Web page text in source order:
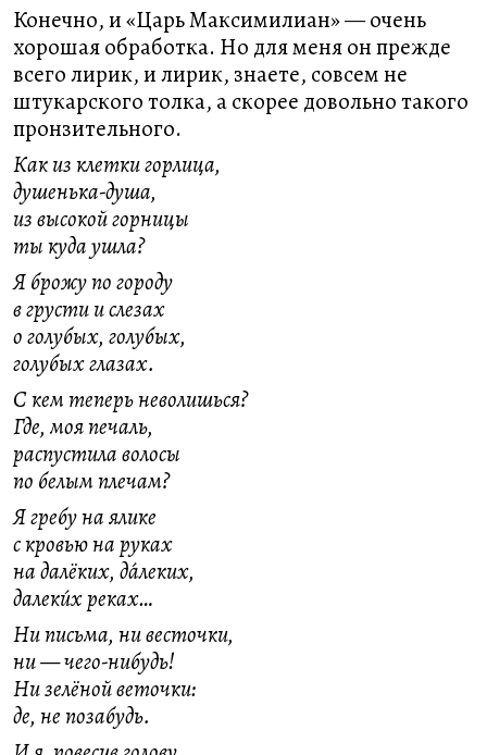
Конечно, и «Царь Максимилиан» — очень
хорошая обработка. Но для меня он прежде
всего лирик, и лирик, знаете, совсем не
штукарского толка, а скорее довольно такого
пронзительного.
Как из клетки горлица,
душенька-душа,
из высокой горницы
ты куда ушла?
Я брожу по городу
в грусти и слезах
о голубых, голубых,
голубых глазах.
С кем теперь неволишься?
Где, моя печаль,
распустила волосы
по белым плечам?
Я гребу на ялике
с кровью на руках
на далёких, да́леких,
далеки́х реках…
Ни письма, ни весточки,
ни — чего-нибудь!
Ни зелёной веточки:
де, не позабудь.